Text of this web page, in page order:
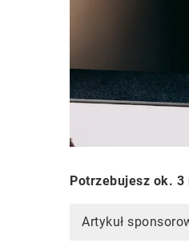
Potrzebujesz ok.
Artykuł